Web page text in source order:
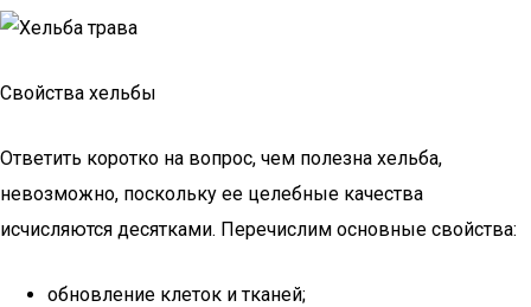
Свойства хельбы
Ответить коротко на вопрос, чем полезна хельба,
невозможно, поскольку ее целебные качества
исчисляются десятками. Перечислим основные свойства:
обновление клеток и тканей;